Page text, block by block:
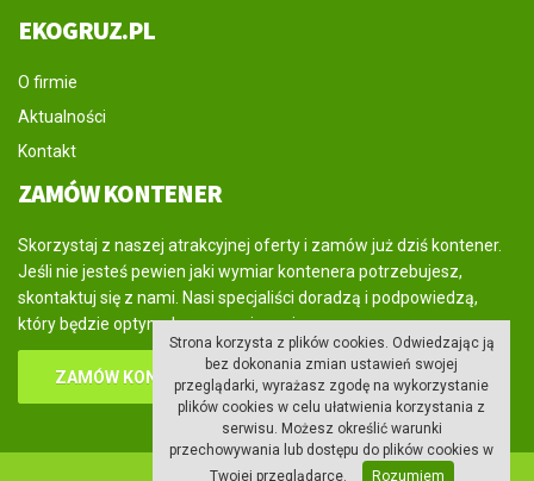
EKOGRUZ.PL
O firmie
Aktualności
Kontakt
ZAMÓW KONTENER
Skorzystaj z naszej atrakcyjnej oferty i zamów już dziś kontener.
Jeśli nie jesteś pewien jaki wymiar kontenera potrzebujesz,
skontaktuj się z nami. Nasi specjaliści doradzą i podpowiedzą,
który będzie optymalnym rozwiązaniem.
ZAMÓW KONTENER
Strona korzysta z plików cookies. Odwiedzając ją
bez dokonania zmian ustawień swojej
przeglądarki, wyrażasz zgodę na wykorzystanie
plików cookies w celu ułatwienia korzystania z
serwisu. Możesz określić warunki
przechowywania lub dostępu do plików cookies w
Twojej przeglądarce.
Rozumiem